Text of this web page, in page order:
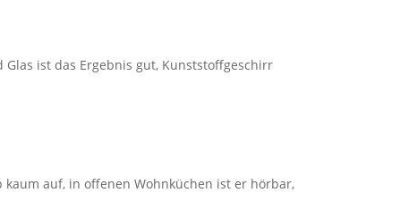
ist das Ergebnis gut, Kunststoffgeschirr
auf, in offenen Wohnküchen ist er hörbar,